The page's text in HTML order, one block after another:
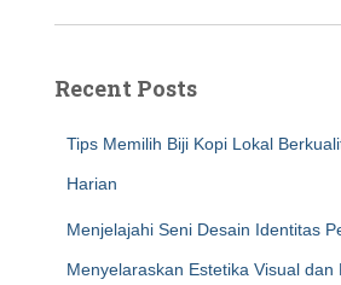
Recent Posts
Tips Memilih Biji Kopi Lokal
Harian
Menjelajahi Seni Desain Identitas
Menyelaraskan Estetika Visual dan